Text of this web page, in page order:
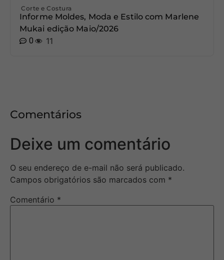
Corte e Costura
Informe Moldes, Moda e Estilo com Marlene
Mukai edição Maio/2026
0
11
Comentários
Deixe um comentário
O seu endereço de e-mail não será publicado.
Campos obrigatórios são marcados com *
Comentário *